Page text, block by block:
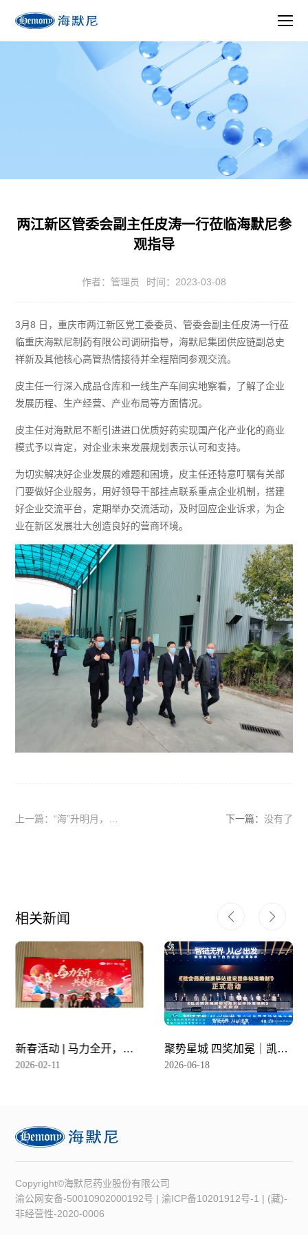
两江新区管委会副主任皮涛一行莅临海默尼参
观指导
作者：管理员 时间：2023-03-08
3月8 日，重庆市两江新区党工委委员、管委会副主任皮涛一行莅
临重庆海默尼制药有限公司调研指导，海默尼集团供应链副总史
祥新及其他核心高管热情接待并全程陪同参观交流。
皮主任一行深入成品仓库和一线生产车间实地察看，了解了企业
发展历程、生产经营、产业布局等方面情况。
皮主任对海默尼不断引进进口优质好药实现国产化产业化的商业
模式予以肯定，对企业未来发展规划表示认可和支持。
为切实解决好企业发展的难题和困境，皮主任还特意叮嘱有关部
门要做好企业服务，用好领导干部挂点联系重点企业机制，搭建
好企业交流平台，定期举办交流活动，及时回应企业诉求，为企
业在新区发展壮大创造良好的营商环境。
上一篇：“海”升明月，未
下一篇： 没有了
相关新闻
新春活动 | 马力全开，共
赴新程
2026-02-11
聚势星城 四奖加冕｜凯思
立D闪耀星辰会
2026-06-18
Copyright©海默尼药业股份有限公司
渝公网安备-50010902000192号 | 渝ICP备10201912号-1 | (藏)-
非经营性-2020-0006